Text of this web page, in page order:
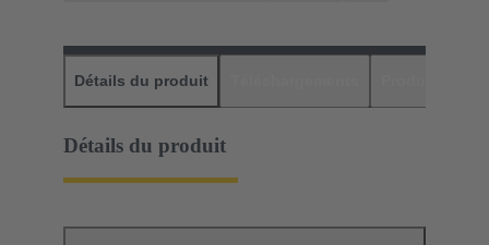
Détails du produit
Détails du produit